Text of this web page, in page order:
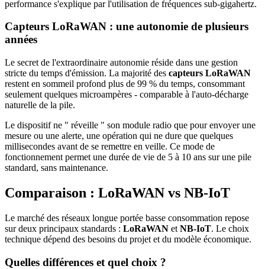
performance s'explique par l'utilisation de fréquences sub-gigahertz.
Capteurs LoRaWAN : une autonomie de plusieurs
années
Le secret de l'extraordinaire autonomie réside dans une gestion
stricte du temps d'émission. La majorité des capteurs LoRaWAN
restent en sommeil profond plus de 99 % du temps, consommant
seulement quelques microampères - comparable à l'auto-décharge
naturelle de la pile.
Le dispositif ne " réveille " son module radio que pour envoyer une
mesure ou une alerte, une opération qui ne dure que quelques
millisecondes avant de se remettre en veille. Ce mode de
fonctionnement permet une durée de vie de 5 à 10 ans sur une pile
standard, sans maintenance.
Comparaison : LoRaWAN vs NB-IoT
Le marché des réseaux longue portée basse consommation repose
sur deux principaux standards : LoRaWAN et NB-IoT. Le choix
technique dépend des besoins du projet et du modèle économique.
Quelles différences et quel choix ?